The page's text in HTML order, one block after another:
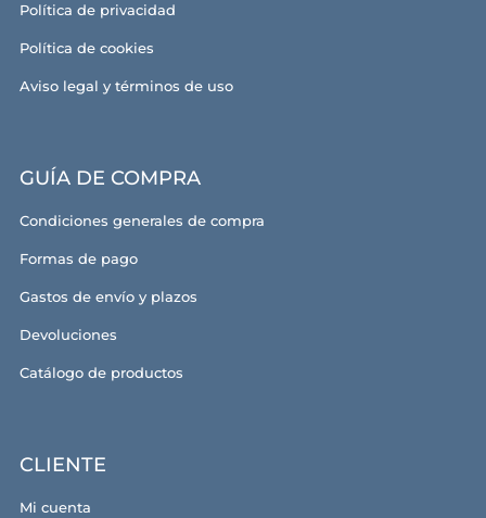
Política de privacidad
Política de cookies
Aviso legal y términos de uso
GUÍA DE COMPRA
Condiciones generales de compra
Formas de pago
Gastos de envío y plazos
Devoluciones
Catálogo de productos
CLIENTE
Mi cuenta